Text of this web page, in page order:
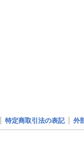
特定商取引法の表記 外